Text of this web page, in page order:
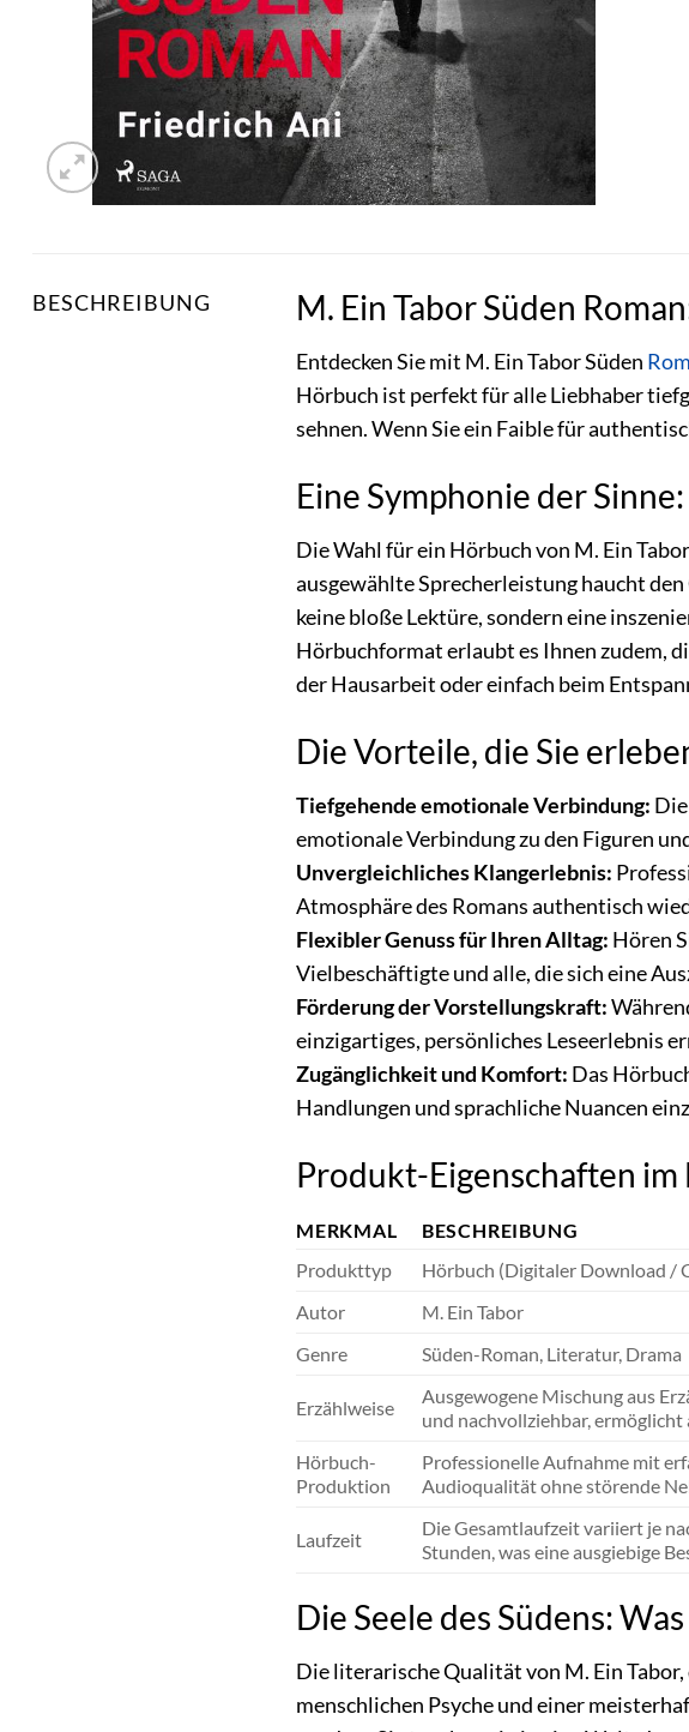
BESCHREIBUNG M. Ein Tabor Süden
Entdecken Sie mit M. Ein Tabor Süden
Hörbuch ist perfekt für alle Liebhaber
sehnen. Wenn Sie ein Faible für
Eine Symphonie der
Die Wahl für ein Hörbuch von M. Ein
ausgewählte Sprecherleistung haucht
keine bloße Lektüre, sondern eine
Hörbuchformat erlaubt es Ihnen zudem,
der Hausarbeit oder einfach beim
Die Vorteile, die Sie
Tiefgehende emotionale Verbindung:
emotionale Verbindung zu den Figuren
Unvergleichliches Klangerlebnis:
Atmosphäre des Romans authentisch
Flexibler Genuss für Ihren Alltag: Hören
Vielbeschäftigte und alle, die sich eine
Förderung der Vorstellungskraft:
einzigartiges, persönliches Leseerlebnis
Zugänglichkeit und Komfort: Das
Handlungen und sprachliche Nuancen
Produkt-Eigenschaften im
MERKMAL
BESCHREIBUNG
Produkttyp
Hörbuch (Digitaler Download /
Autor
M. Ein Tabor
Genre
Süden-Roman, Literatur, Drama
Erzählweise
Ausgewogene Mischung aus
und nachvollziehbar,
Hörbuch-
Produktion
Professionelle Aufnahme mit
Audioqualität ohne störende
Laufzeit
Die Gesamtlaufzeit variiert je
Stunden, was eine ausgiebige
Die Seele des Südens:
Die literarische Qualität von M. Ein
menschlichen Psyche und einer